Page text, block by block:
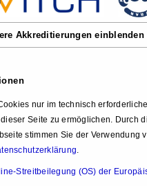
Akkreditierungen einblenden
nur im technisch
Seite zu ermöglichen. Durch
stimmen Sie der Verwendung
Streitbeilegung (OS) der